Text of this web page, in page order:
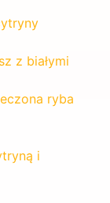
z białymi
ryba
i